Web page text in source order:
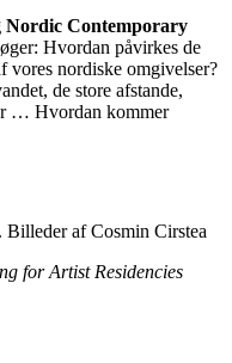
Nordic Contemporary
Hvordan påvirkes de
vores nordiske omgivelser?
de store afstande,
… Hvordan kommer
af Cosmin Cirstea
for Artist Residencies